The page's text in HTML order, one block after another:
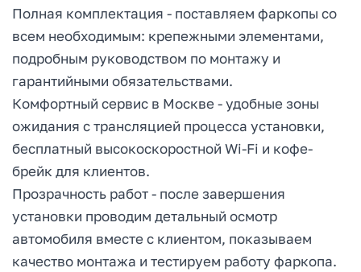
Полная комплектация - поставляем фаркопы со
всем необходимым: крепежными элементами,
подробным руководством по монтажу и
гарантийными обязательствами.
Комфортный сервис в Москве - удобные зоны
ожидания с трансляцией процесса установки,
бесплатный высокоскоростной Wi-Fi и кофе-
брейк для клиентов.
Прозрачность работ - после завершения
установки проводим детальный осмотр
автомобиля вместе с клиентом, показываем
качество монтажа и тестируем работу фаркопа.